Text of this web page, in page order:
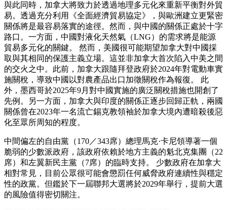
與此同時，加拿大將致力於透過地理多元化來重新平衡對外貿
易。透過充分利用《全面經濟貿易協定》，與歐洲建立更緊密
關係將是最容易落實的途徑。然而，與中國的關係正處於十字
路口。一方面，中國對液化天然氣（LNG）的需求將是能源
貿易多元化的關鍵。 然而，美國很可能期望加拿大對中國採
取與其相同的保護主義立場。這並非加拿大首次陷入中美之間
的交火之中。此前，加拿大跟隨拜登政府於2024年對電動車實
施關稅，導致中國以對農產品出口加徵關稅作為報復。 此
外，墨西哥於2025年9月對中國實施的廣泛關稅措施也開創了
先例。另一方面，加拿大與印度的關係正逐步回歸正軌，兩國
關係曾在2023年一名流亡錫克教領袖於加拿大境內遭暗殺後惡
化至眾所周知的程度。
中間偏左的自由黨（170／343席）總理馬克·卡尼領導著一個
脆弱的少數派政府，該政府依賴於地方主義的魁北克集團（22
席）和左翼新民主黨（7席）的臨時支持。 少數政府在加拿大
相對常見，目前公眾很可能會懲罰任何威脅政府連續性與穩定
性的政黨。但鑑於下一屆聯邦大選將於2029年舉行，提前大選
的風險值得密切關注。